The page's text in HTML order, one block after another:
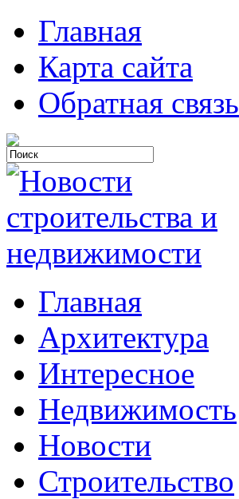
Главная
Карта сайта
Обратная связь
Главная
Архитектура
Интересное
Недвижимость
Новости
Строительство